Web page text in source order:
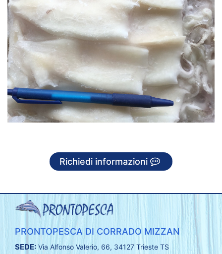
Richiedi informazioni
PRONTOPESCA DI CORRADO MIZZAN
SEDE: Via Alfonso Valerio, 66, 34127 Trieste TS